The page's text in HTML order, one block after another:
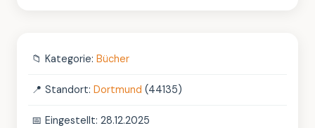
📁 Kategorie: Bücher
📍 Standort: Dortmund (44135)
📅 Eingestellt: 28.12.2025